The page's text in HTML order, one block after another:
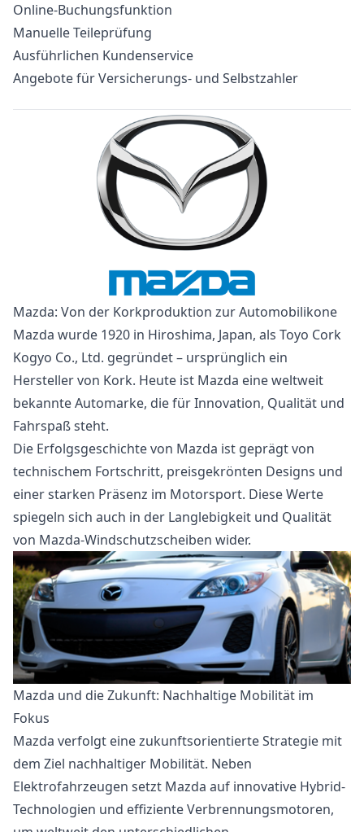
Online-Buchungsfunktion
Manuelle Teileprüfung
Ausführlichen Kundenservice
Angebote für Versicherungs- und Selbstzahler
Mazda: Von der Korkproduktion zur Automobilikone
Mazda wurde 1920 in Hiroshima, Japan, als Toyo Cork
Kogyo Co., Ltd. gegründet – ursprünglich ein
Hersteller von Kork. Heute ist Mazda eine weltweit
bekannte Automarke, die für Innovation, Qualität und
Fahrspaß steht.
Die Erfolgsgeschichte von Mazda ist geprägt von
technischem Fortschritt, preisgekrönten Designs und
einer starken Präsenz im Motorsport. Diese Werte
spiegeln sich auch in der Langlebigkeit und Qualität
von Mazda-Windschutzscheiben wider.
Mazda und die Zukunft: Nachhaltige Mobilität im
Fokus
Mazda verfolgt eine zukunftsorientierte Strategie mit
dem Ziel nachhaltiger Mobilität. Neben
Elektrofahrzeugen setzt Mazda auf innovative Hybrid-
Technologien und effiziente Verbrennungsmotoren,